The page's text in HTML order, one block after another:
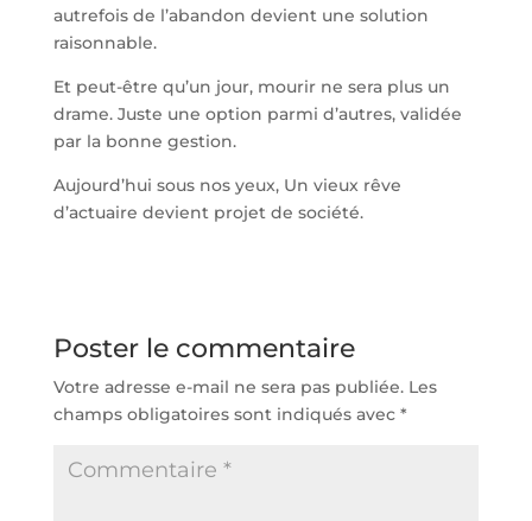
autrefois de l’abandon devient une solution
raisonnable.
Et peut-être qu’un jour, mourir ne sera plus un
drame. Juste une option parmi d’autres, validée
par la bonne gestion.
Aujourd’hui sous nos yeux, Un vieux rêve
d’actuaire devient projet de société.
Poster le commentaire
Votre adresse e-mail ne sera pas publiée. Les
champs obligatoires sont indiqués avec *